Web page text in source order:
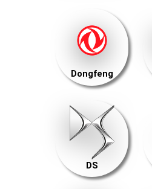
Dongfeng
DS